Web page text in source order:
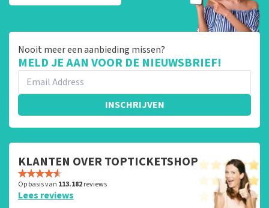
Nooit meer een aanbieding missen?
MELD JE AAN VOOR DE NIEUWSBRIEF!
INSCHRIJVEN
KLANTEN OVER TOPTICKETSHOP
Op basis van 113.182reviews
Lees reviews